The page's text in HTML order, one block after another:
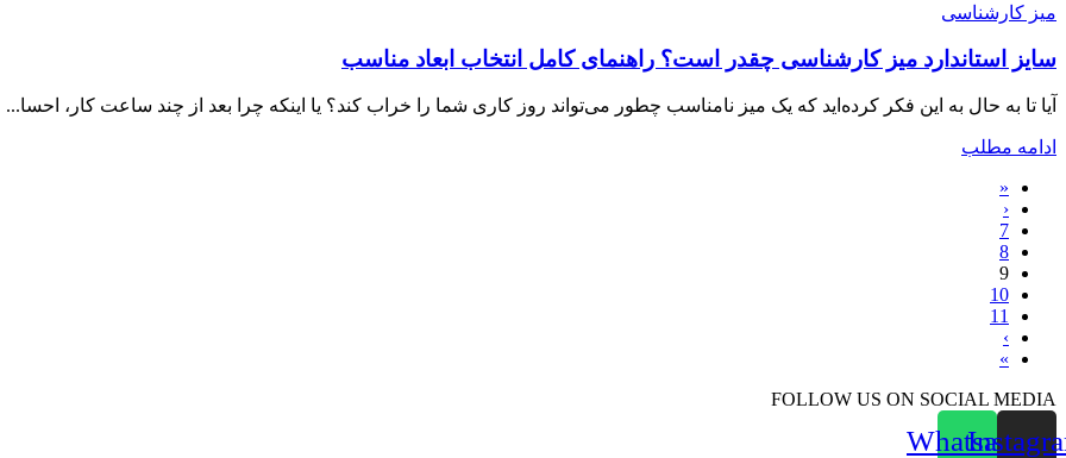
میز کارشناسی
سایز استاندارد میز کارشناسی چقدر است؟ راهنمای کامل انتخاب ابعاد مناسب
آیا تا به حال به این فکر کرده‌اید که یک میز نامناسب چطور می‌تواند روز کاری شما را خراب کند؟ یا اینکه چرا بعد از چند ساعت کار، احسا...
ادامه مطلب
«
‹
7
8
9
10
11
›
»
FOLLOW US ON SOCIAL MEDIA
Whatsapp